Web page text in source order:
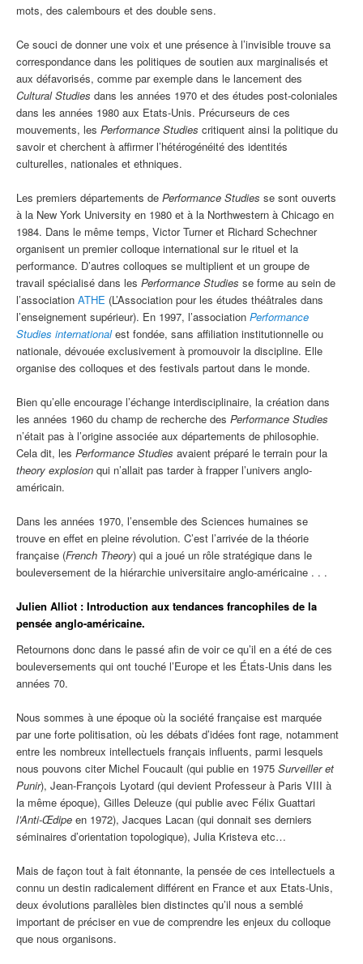
mots, des calembours et des double sens.
Ce souci de donner une voix et une présence à l’invisible trouve sa
correspondance dans les politiques de soutien aux marginalisés et
aux défavorisés, comme par exemple dans le lancement des
Cultural Studies dans les années 1970 et des études post-coloniales
dans les années 1980 aux Etats-Unis. Précurseurs de ces
mouvements, les Performance Studies critiquent ainsi la politique du
savoir et cherchent à affirmer l’hétérogénéité des identités
culturelles, nationales et ethniques.
Les premiers départements de Performance Studies se sont ouverts
à la New York University en 1980 et à la Northwestern à Chicago en
1984. Dans le même temps, Victor Turner et Richard Schechner
organisent un premier colloque international sur le rituel et la
performance. D’autres colloques se multiplient et un groupe de
travail spécialisé dans les Performance Studies se forme au sein de
l’association ATHE (L’Association pour les études théâtrales dans
l’enseignement supérieur). En 1997, l’association Performance
Studies international est fondée, sans affiliation institutionnelle ou
nationale, dévouée exclusivement à promouvoir la discipline. Elle
organise des colloques et des festivals partout dans le monde.
Bien qu’elle encourage l’échange interdisciplinaire, la création dans
les années 1960 du champ de recherche des Performance Studies
n’était pas à l’origine associée aux départements de philosophie.
Cela dit, les Performance Studies avaient préparé le terrain pour la
theory explosion qui n’allait pas tarder à frapper l’univers anglo-
américain.
Dans les années 1970, l’ensemble des Sciences humaines se
trouve en effet en pleine révolution. C’est l’arrivée de la théorie
française (French Theory) qui a joué un rôle stratégique dans le
bouleversement de la hiérarchie universitaire anglo-américaine . . .
Julien Alliot : Introduction aux tendances francophiles de la
pensée anglo-américaine.
Retournons donc dans le passé afin de voir ce qu’il en a été de ces
bouleversements qui ont touché l’Europe et les États-Unis dans les
années 70.
Nous sommes à une époque où la société française est marquée
par une forte politisation, où les débats d’idées font rage, notamment
entre les nombreux intellectuels français influents, parmi lesquels
nous pouvons citer Michel Foucault (qui publie en 1975 Surveiller et
Punir), Jean-François Lyotard (qui devient Professeur à Paris VIII à
la même époque), Gilles Deleuze (qui publie avec Félix Guattari
l’Anti-Œdipe en 1972), Jacques Lacan (qui donnait ses derniers
séminaires d’orientation topologique), Julia Kristeva etc…
Mais de façon tout à fait étonnante, la pensée de ces intellectuels a
connu un destin radicalement différent en France et aux Etats-Unis,
deux évolutions parallèles bien distinctes qu’il nous a semblé
important de préciser en vue de comprendre les enjeux du colloque
que nous organisons.